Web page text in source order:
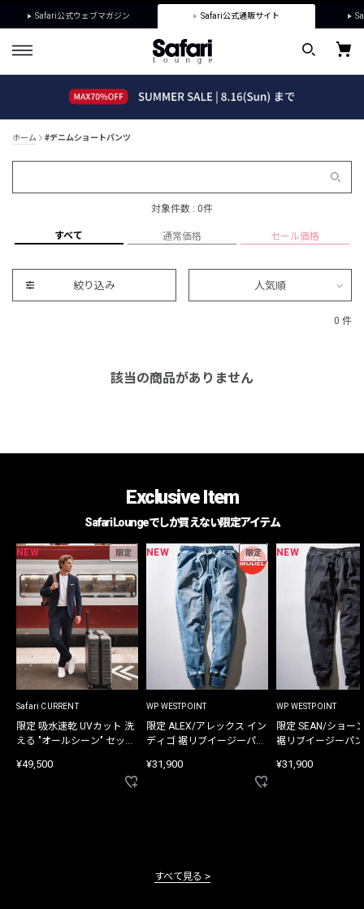
Safari公式ウェブマガジン Safari公式通販サイト
ホーム #デニムショートパンツ
対象件数 : 0件
すべて 通常価格 セール価格
絞り込み 人気順
0 件
該当の商品がありません
Exclusive Item
Safari Loungeでしか買えない限定アイテム
NEW 限定
Safari CURRENT
限定 吸水速乾 UVカット 洗
える "オールシーン" セット
¥49,500
NEW 限定
WP WESTPOINT
限定 ALEX/アレックス イン
ディゴ 裾リブイージーパン
¥31,900
NEW
WP WESTPOINT
限定 SEAN/ショー
裾リブイージーパ
¥31,900
すべて見る